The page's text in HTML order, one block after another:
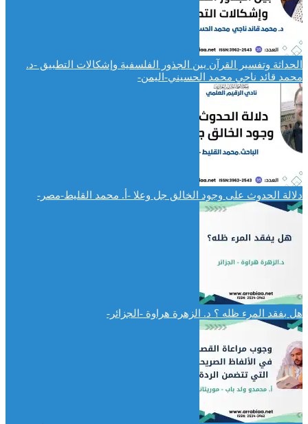
الحداثة وتفسير القرآن بين الجذور الفلسفية وإشكالات التطبيق -د.
محمد قائد ناجي محمد الحسيني-اليمن-
دلالة الحدوث على وجود الخالق جل وعلا -أ. محمد القليط-مصر-
هل بفقد المرء ظله ؟ د. الزهرة هراوة -الجزائر-